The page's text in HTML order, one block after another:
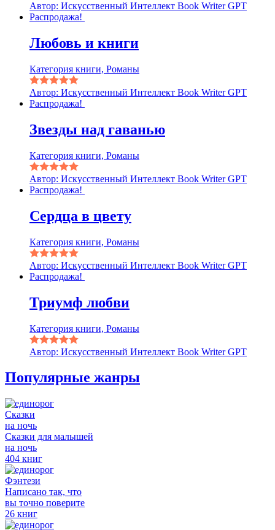
Автор: Искусственный Интеллект Book Writer GPT
Распродажа!
Любовь и книги
Категория книги, Романы
Автор: Искусственный Интеллект Book Writer GPT
Распродажа!
Звезды над гаванью
Категория книги, Романы
Автор: Искусственный Интеллект Book Writer GPT
Распродажа!
Сердца в цвету
Категория книги, Романы
Автор: Искусственный Интеллект Book Writer GPT
Распродажа!
Триумф любви
Категория книги, Романы
Автор: Искусственный Интеллект Book Writer GPT
Популярные жанры
Сказки
на ночь
Сказки для малышей
на ночь
404 книг
Фэнтези
Написано так, что
вы точно поверите
26 книг